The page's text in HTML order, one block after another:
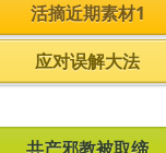
活摘近期素材1
应对误解大法